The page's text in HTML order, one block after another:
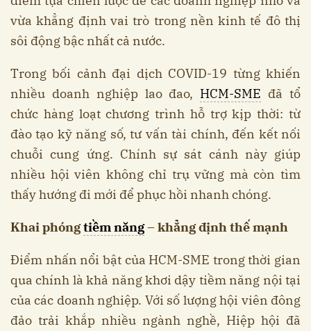
vừa khẳng định vai trò trong nền kinh tế đô thị
sôi động bậc nhất cả nước.
Trong bối cảnh đại dịch COVID-19 từng khiến
nhiều doanh nghiệp lao đao, HCM-SME đã tổ
chức hàng loạt chương trình hỗ trợ kịp thời: từ
đào tạo kỹ năng số, tư vấn tài chính, đến kết nối
chuỗi cung ứng. Chính sự sát cánh này giúp
nhiều hội viên không chỉ trụ vững mà còn tìm
thấy hướng đi mới để phục hồi nhanh chóng.
Khai phóngtiềm năng– khẳng định thế mạnh
Điểm nhấn nổi bật của HCM-SME trong thời gian
qua chính là khả năng khơi dậy tiềm năng nội tại
của các doanh nghiệp. Với số lượng hội viên đông
đảo trải khắp nhiều ngành nghề, Hiệp hội đã